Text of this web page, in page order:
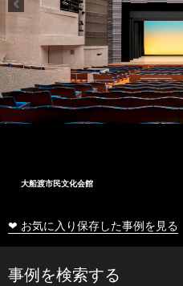
大船渡市民文化会館
❤ お気に入り保存した事例を見る
事例を検索する